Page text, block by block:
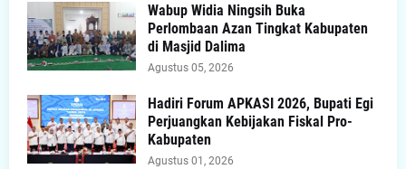
Wabup Widia Ningsih Buka
Perlombaan Azan Tingkat Kabupaten
di Masjid Dalima
Agustus 05, 2026
Hadiri Forum APKASI 2026, Bupati Egi
Perjuangkan Kebijakan Fiskal Pro-
Kabupaten
Agustus 01, 2026